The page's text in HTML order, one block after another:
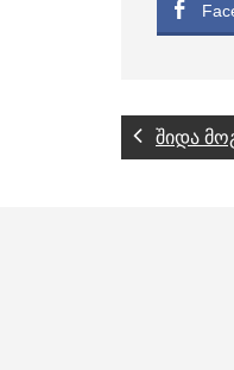
შიდა